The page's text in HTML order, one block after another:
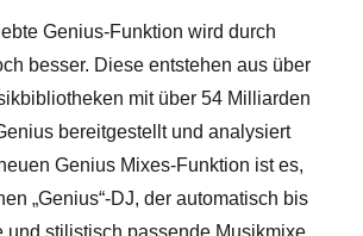
Genius-Funktion wird durch
besser. Diese entstehen aus über
mit über 54 Milliarden
bereitgestellt und analysiert
Genius Mixes-Funktion ist es,
„Genius“-DJ, der automatisch bis
und stilistisch passende Musikmixe